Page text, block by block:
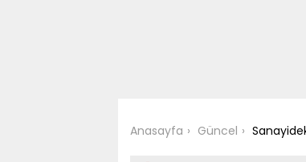
Anasayfa Güncel